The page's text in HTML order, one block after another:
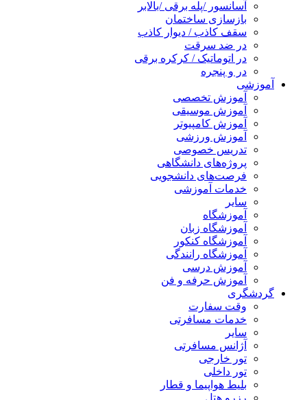
آسانسور /پله برقی /بالابر
بازسازی ساختمان
سقف کاذب / دیوار کاذب
در ضد سرقت
در اتوماتیک / کرکره برقی
در و پنجره
آموزشی
آموزش تخصصی
آموزش موسیقی
آموزش کامپیوتر
آموزش ورزشی
تدریس خصوصی
پروژه‌های دانشگاهی
فرصت‌های دانشجویی
خدمات آموزشی
سایر
آموزشگاه
آموزشگاه زبان
آموزشگاه کنکور
آموزشگاه رانندگی
آموزش درسی
آموزش حرفه و فن
گردشگری
وقت سفارت
خدمات مسافرتی
سایر
آژانس مسافرتی
تور خارجی
تور داخلی
بلیط هواپیما و قطار